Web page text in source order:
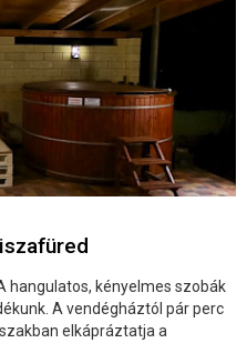
hangulatos, kényelmes szobák
A vendégháztól pár perc
elkápráztatja a